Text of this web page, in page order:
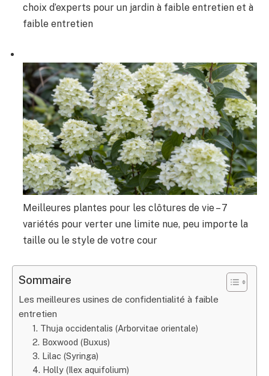
choix d’experts pour un jardin à faible entretien et à
faible entretien
Meilleures plantes pour les clôtures de vie – 7
variétés pour verter une limite nue, peu importe la
taille ou le style de votre cour
Sommaire
Les meilleures usines de confidentialité à faible
entretien
1. Thuja occidentalis (Arborvitae orientale)
2. Boxwood (Buxus)
3. Lilac (Syringa)
4. Holly (Ilex aquifolium)